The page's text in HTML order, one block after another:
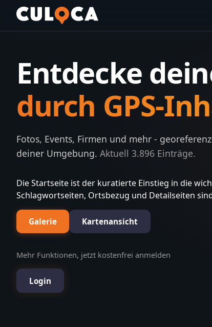
Entdecke
durch GPS-
Fotos, Events, Firmen und mehr -
deiner Umgebung. Aktuell 3.896 Einträge.
Die Startseite ist der kuratierte Einstieg in die
Schlagwortseiten, Ortsbezug und Detailseiten
Galerie Kartenansicht
Mehr Funktionen, jetzt kostenfrei anmelden
Login